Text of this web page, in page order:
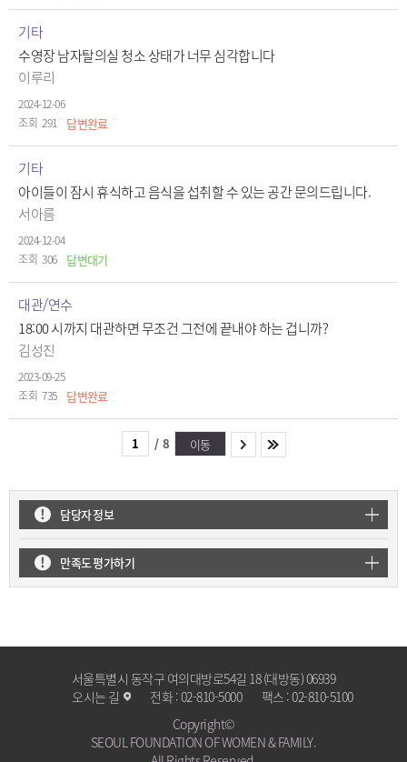
기타
수영장 남자탈의실 청소 상태가 너무 심각합니다
이루리
2024-12-06
291
답변완료
기타
아이들이 잠시 휴식하고 음식을 섭취할 수 있는 공간 문의드립니다.
서아름
2024-12-04
306
답변대기
대관/연수
18:00 시까지 대관하면 무조건 그전에 끝내야 하는 겁니까?
김성진
2023-09-25
735
답변완료
/ 8 이동
담당자 정보
만족도 평가하기
서울특별시 동작구 여의대방로54길 18 (대방동) 06939
오시는 길
전화 :02-810-5000 팩스 :02-810-5100
Copyright©
SEOUL FOUNDATION OF WOMEN & FAMILY.